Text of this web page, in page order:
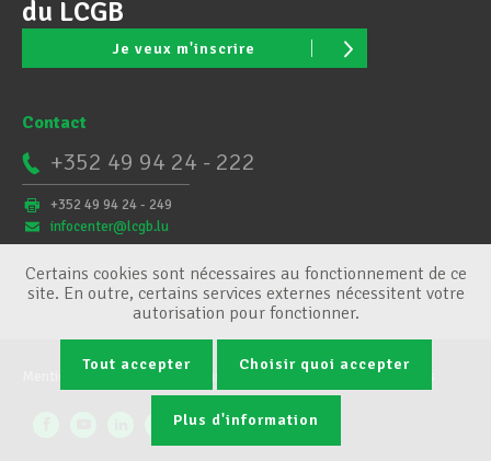
du LCGB
Je veux m'inscrire
Contact
+352 49 94 24 - 222
+352 49 94 24 - 249
infocenter@lcgb.lu
Conditions générales Gestion des cookies
Certains cookies sont nécessaires au fonctionnement de ce
site. En outre, certains services externes nécessitent votre
autorisation pour fonctionner.
Tout accepter Choisir quoi accepter
Plus d'information